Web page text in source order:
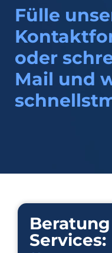
Fülle
oder
Mail und
Services: